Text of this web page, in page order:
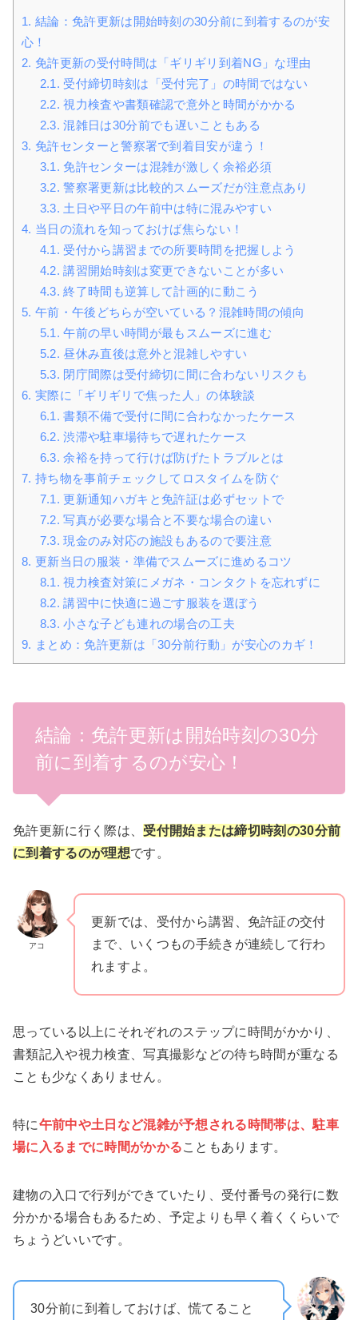
1. 結論：免許更新は開始時刻の30分前に到着するのが安
心！
2. 免許更新の受付時間は「ギリギリ到着NG」な理由
2.1. 受付締切時刻は「受付完了」の時間ではない
2.2. 視力検査や書類確認で意外と時間がかかる
2.3. 混雑日は30分前でも遅いこともある
3. 免許センターと警察署で到着目安が違う！
3.1. 免許センターは混雑が激しく余裕必須
3.2. 警察署更新は比較的スムーズだが注意点あり
3.3. 土日や平日の午前中は特に混みやすい
4. 当日の流れを知っておけば焦らない！
4.1. 受付から講習までの所要時間を把握しよう
4.2. 講習開始時刻は変更できないことが多い
4.3. 終了時間も逆算して計画的に動こう
5. 午前・午後どちらが空いている？混雑時間の傾向
5.1. 午前の早い時間が最もスムーズに進む
5.2. 昼休み直後は意外と混雑しやすい
5.3. 閉庁間際は受付締切に間に合わないリスクも
6. 実際に「ギリギリで焦った人」の体験談
6.1. 書類不備で受付に間に合わなかったケース
6.2. 渋滞や駐車場待ちで遅れたケース
6.3. 余裕を持って行けば防げたトラブルとは
7. 持ち物を事前チェックしてロスタイムを防ぐ
7.1. 更新通知ハガキと免許証は必ずセットで
7.2. 写真が必要な場合と不要な場合の違い
7.3. 現金のみ対応の施設もあるので要注意
8. 更新当日の服装・準備でスムーズに進めるコツ
8.1. 視力検査対策にメガネ・コンタクトを忘れずに
8.2. 講習中に快適に過ごす服装を選ぼう
8.3. 小さな子ども連れの場合の工夫
9. まとめ：免許更新は「30分前行動」が安心のカギ！
結論：免許更新は開始時刻の30分
前に到着するのが安心！
免許更新に行く際は、 受付開始または締切時刻の30分前
に到着するのが理想です。
アコ
更新では、受付から講習、免許証の交付
まで、いくつもの手続きが連続して行わ
れますよ。
思っている以上にそれぞれのステップに時間がかかり、
書類記入や視力検査、写真撮影などの待ち時間が重なる
ことも少なくありません。
特に午前中や土日など混雑が予想される時間帯は、駐車
場に入るまでに時間がかかることもあります。
建物の入口で行列ができていたり、受付番号の発行に数
分かかる場合もあるため、予定よりも早く着くくらいで
ちょうどいいです。
30分前に到着しておけば、慌てること